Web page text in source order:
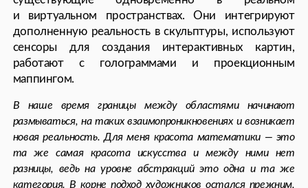
возможность монетизировать цифровые работы,
создавая новую экономику искусства.
Открываются возможности для создания
децентрализованных автономных галерей. Смарт
контракты могут автоматически распределять
и галереями, создавать временные выставки
на основе заданных параметров, даже «размножать»
произведения в зависимости от их популярности.
Система отношений между художником,
произведением и зрителем сейчас вообще на этапе
глобальной реновации — адаптируются даже
статусные физические ярмарки. Например,